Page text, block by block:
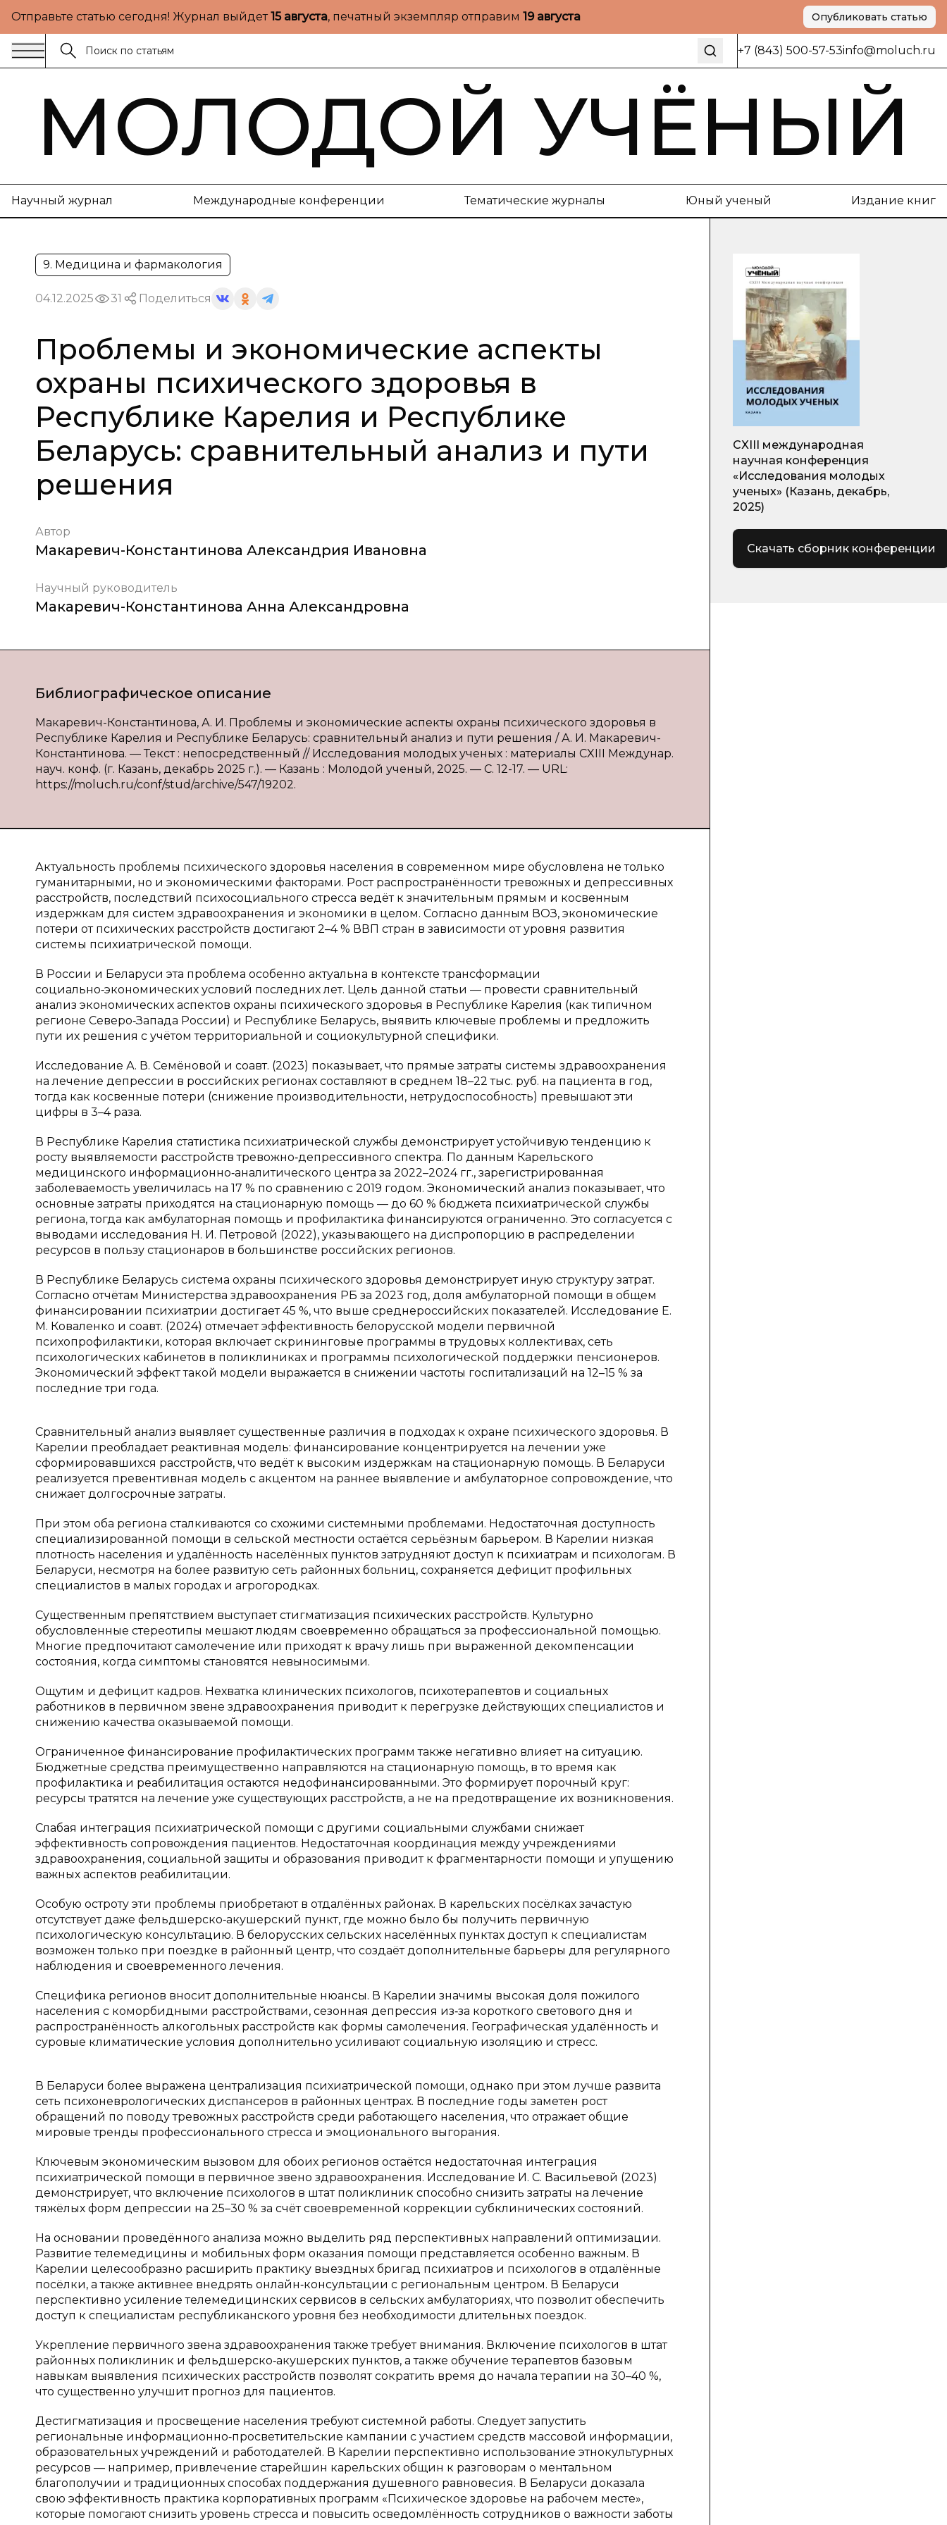
Отправьте статью сегодня! Журнал выйдет15 августа, печатный экземпляр отправим 19 августа Опубликовать статью
+7 (843) 500-57-53info@moluch.ru
МОЛОДОЙ УЧЁНЫЙ
Научный журнал Международные конференции Тематические журналы Юный ученый Издание книг
9. Медицина и фармакология
04.12.2025 31 Поделиться
Проблемы и экономические аспекты
охраны психического здоровья в
Республике Карелия и Республике
Беларусь: сравнительный анализ и пути
решения
Автор
Макаревич-Константинова Александрия Ивановна
Научный руководитель
Макаревич-Константинова Анна Александровна
Библиографическое описание
Макаревич-Константинова, А. И. Проблемы и экономические аспекты охраны психического здоровья в
Республике Карелия и Республике Беларусь: сравнительный анализ и пути решения / А. И. Макаревич-
Константинова. — Текст : непосредственный // Исследования молодых ученых : материалы CXIII Междунар.
науч. конф. (г. Казань, декабрь 2025 г.). — Казань : Молодой ученый, 2025. — С. 12-17. — URL:
https://moluch.ru/conf/stud/archive/547/19202.
Актуальность проблемы психического здоровья населения в современном мире обусловлена не только
гуманитарными, но и экономическими факторами. Рост распространённости тревожных и депрессивных
расстройств, последствий психосоциального стресса ведёт к значительным прямым и косвенным
издержкам для систем здравоохранения и экономики в целом. Согласно данным ВОЗ, экономические
потери от психических расстройств достигают 2–4 % ВВП стран в зависимости от уровня развития
системы психиатрической помощи.
В России и Беларуси эта проблема особенно актуальна в контексте трансформации
социально‑экономических условий последних лет. Цель данной статьи — провести сравнительный
анализ экономических аспектов охраны психического здоровья в Республике Карелия (как типичном
регионе Северо‑Запада России) и Республике Беларусь, выявить ключевые проблемы и предложить
пути их решения с учётом территориальной и социокультурной специфики.
Исследование А. В. Семёновой и соавт. (2023) показывает, что прямые затраты системы здравоохранения
на лечение депрессии в российских регионах составляют в среднем 18–22 тыс. руб. на пациента в год,
тогда как косвенные потери (снижение производительности, нетрудоспособность) превышают эти
цифры в 3–4 раза.
В Республике Карелия статистика психиатрической службы демонстрирует устойчивую тенденцию к
росту выявляемости расстройств тревожно‑депрессивного спектра. По данным Карельского
медицинского информационно‑аналитического центра за 2022–2024 гг., зарегистрированная
заболеваемость увеличилась на 17 % по сравнению с 2019 годом. Экономический анализ показывает, что
основные затраты приходятся на стационарную помощь — до 60 % бюджета психиатрической службы
региона, тогда как амбулаторная помощь и профилактика финансируются ограниченно. Это согласуется с
выводами исследования Н. И. Петровой (2022), указывающего на диспропорцию в распределении
ресурсов в пользу стационаров в большинстве российских регионов.
В Республике Беларусь система охраны психического здоровья демонстрирует иную структуру затрат.
Согласно отчётам Министерства здравоохранения РБ за 2023 год, доля амбулаторной помощи в общем
финансировании психиатрии достигает 45 %, что выше среднероссийских показателей. Исследование Е.
М. Коваленко и соавт. (2024) отмечает эффективность белорусской модели первичной
психопрофилактики, которая включает скрининговые программы в трудовых коллективах, сеть
психологических кабинетов в поликлиниках и программы психологической поддержки пенсионеров.
Экономический эффект такой модели выражается в снижении частоты госпитализаций на 12–15 % за
последние три года.
Сравнительный анализ выявляет существенные различия в подходах к охране психического здоровья. В
Карелии преобладает реактивная модель: финансирование концентрируется на лечении уже
сформировавшихся расстройств, что ведёт к высоким издержкам на стационарную помощь. В Беларуси
реализуется превентивная модель с акцентом на раннее выявление и амбулаторное сопровождение, что
снижает долгосрочные затраты.
При этом оба региона сталкиваются со схожими системными проблемами. Недостаточная доступность
специализированной помощи в сельской местности остаётся серьёзным барьером. В Карелии низкая
плотность населения и удалённость населённых пунктов затрудняют доступ к психиатрам и психологам. В
Беларуси, несмотря на более развитую сеть районных больниц, сохраняется дефицит профильных
специалистов в малых городах и агрогородках.
Существенным препятствием выступает стигматизация психических расстройств. Культурно
обусловленные стереотипы мешают людям своевременно обращаться за профессиональной помощью.
Многие предпочитают самолечение или приходят к врачу лишь при выраженной декомпенсации
состояния, когда симптомы становятся невыносимыми.
Ощутим и дефицит кадров. Нехватка клинических психологов, психотерапевтов и социальных
работников в первичном звене здравоохранения приводит к перегрузке действующих специалистов и
снижению качества оказываемой помощи.
Ограниченное финансирование профилактических программ также негативно влияет на ситуацию.
Бюджетные средства преимущественно направляются на стационарную помощь, в то время как
профилактика и реабилитация остаются недофинансированными. Это формирует порочный круг:
ресурсы тратятся на лечение уже существующих расстройств, а не на предотвращение их возникновения.
Слабая интеграция психиатрической помощи с другими социальными службами снижает
эффективность сопровождения пациентов. Недостаточная координация между учреждениями
здравоохранения, социальной защиты и образования приводит к фрагментарности помощи и упущению
важных аспектов реабилитации.
Особую остроту эти проблемы приобретают в отдалённых районах. В карельских посёлках зачастую
отсутствует даже фельдшерско‑акушерский пункт, где можно было бы получить первичную
психологическую консультацию. В белорусских сельских населённых пунктах доступ к специалистам
возможен только при поездке в районный центр, что создаёт дополнительные барьеры для регулярного
наблюдения и своевременного лечения.
Специфика регионов вносит дополнительные нюансы. В Карелии значимы высокая доля пожилого
населения с коморбидными расстройствами, сезонная депрессия из‑за короткого светового дня и
распространённость алкогольных расстройств как формы самолечения. Географическая удалённость и
суровые климатические условия дополнительно усиливают социальную изоляцию и стресс.
В Беларуси более выражена централизация психиатрической помощи, однако при этом лучше развита
сеть психоневрологических диспансеров в районных центрах. В последние годы заметен рост
обращений по поводу тревожных расстройств среди работающего населения, что отражает общие
мировые тренды профессионального стресса и эмоционального выгорания.
Ключевым экономическим вызовом для обоих регионов остаётся недостаточная интеграция
психиатрической помощи в первичное звено здравоохранения. Исследование И. С. Васильевой (2023)
демонстрирует, что включение психологов в штат поликлиник способно снизить затраты на лечение
тяжёлых форм депрессии на 25–30 % за счёт своевременной коррекции субклинических состояний.
На основании проведённого анализа можно выделить ряд перспективных направлений оптимизации.
Развитие телемедицины и мобильных форм оказания помощи представляется особенно важным. В
Карелии целесообразно расширить практику выездных бригад психиатров и психологов в отдалённые
посёлки, а также активнее внедрять онлайн‑консультации с региональным центром. В Беларуси
перспективно усиление телемедицинских сервисов в сельских амбулаториях, что позволит обеспечить
доступ к специалистам республиканского уровня без необходимости длительных поездок.
Укрепление первичного звена здравоохранения также требует внимания. Включение психологов в штат
районных поликлиник и фельдшерско‑акушерских пунктов, а также обучение терапевтов базовым
навыкам выявления психических расстройств позволят сократить время до начала терапии на 30–40 %,
что существенно улучшит прогноз для пациентов.
Дестигматизация и просвещение населения требуют системной работы. Следует запустить
региональные информационно‑просветительские кампании с участием средств массовой информации,
образовательных учреждений и работодателей. В Карелии перспективно использование этнокультурных
ресурсов — например, привлечение старейшин карельских общин к разговорам о ментальном
благополучии и традиционных способах поддержания душевного равновесия. В Беларуси доказала
свою эффективность практика корпоративных программ «Психическое здоровье на рабочем месте»,
которые помогают снизить уровень стресса и повысить осведомлённость сотрудников о важности заботы
CXIII международная
научная конференция
«Исследования молодых
ученых» (Казань, декабрь,
2025)
Скачать сборник конференции